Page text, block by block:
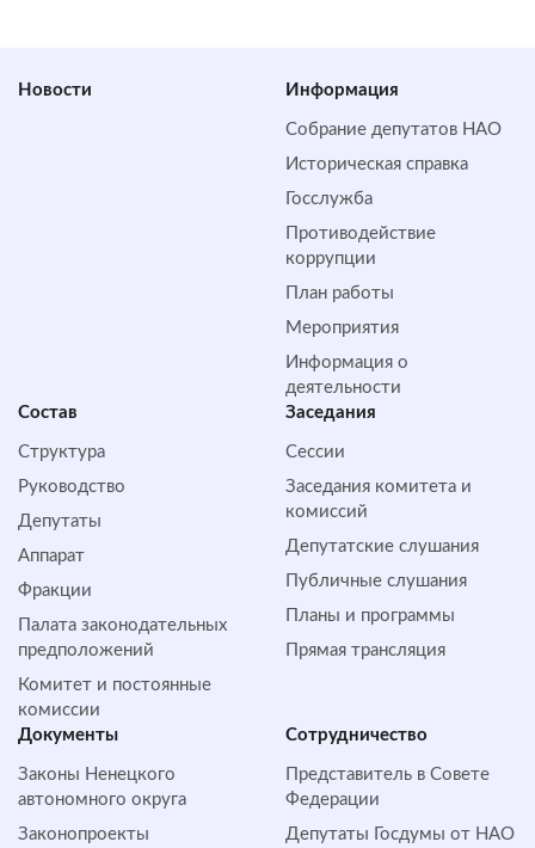
Новости Информация
Собрание депутатов НАО
Историческая справка
Госслужба
Противодействие
коррупции
План работы
Мероприятия
Информация о
деятельности
Состав
Структура
Руководство
Депутаты
Аппарат
Фракции
Палата законодательных
предположений
Комитет и постоянные
комиссии
Заседания
Сессии
Заседания комитета и
комиссий
Депутатские слушания
Публичные слушания
Планы и программы
Прямая трансляция
Документы
Законы Ненецкого
автономного округа
Законопроекты
Сотрудничество
Представитель в Совете
Федерации
Депутаты Госдумы от НАО